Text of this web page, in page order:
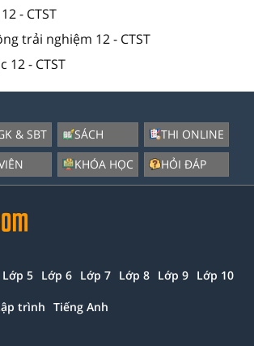
- CTST
trải nghiệm 12 - CTST
12 - CTST
& SBT
SÁCH
KHÓA HỌC
THI ONLINE
HỎI ĐÁP
Lớp 5 Lớp 6 Lớp 7 Lớp 8 Lớp 9 Lớp 10
trình Tiếng Anh